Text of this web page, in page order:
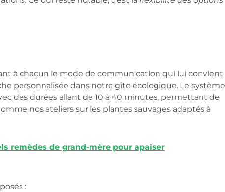
à chacun le mode de communication qui lui convient
personnalisée dans notre gîte écologique. Le système
des durées allant de 10 à 40 minutes, permettant de
nos ateliers sur les plantes sauvages adaptés à
remèdes de grand-mère pour apaiser
: